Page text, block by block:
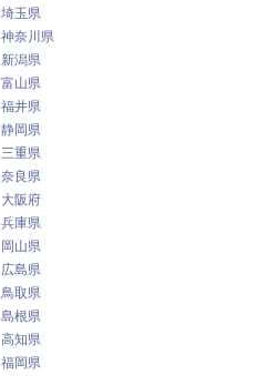
埼玉県
神奈川県
新潟県
富山県
福井県
静岡県
三重県
奈良県
大阪府
兵庫県
岡山県
広島県
鳥取県
島根県
高知県
福岡県